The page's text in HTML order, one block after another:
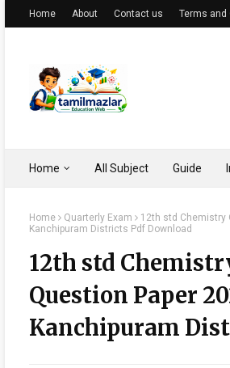
Home About Contact us Terms and
Home All Subject Guide
Home Quarterly Exam
12th std Chemistry
Kanchipuram Districts Pdf Download
12th std
Question Paper
Kanchipuram